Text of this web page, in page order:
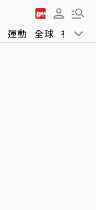
運動 全球 社會